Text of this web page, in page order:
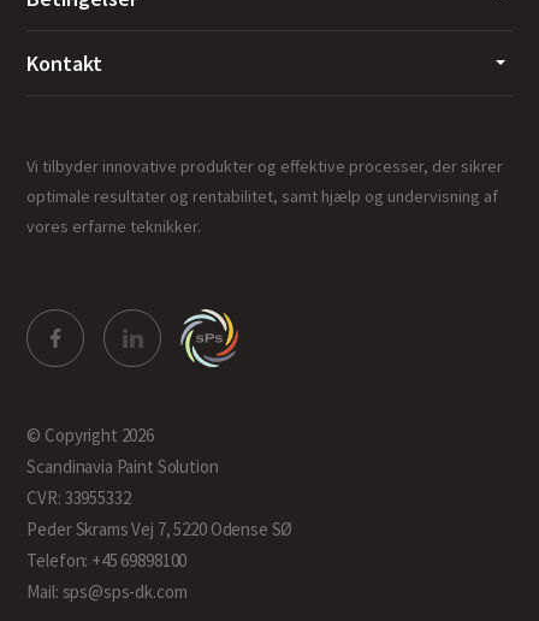
Kontakt
Vi tilbyder innovative produkter og effektive processer, der sikrer
optimale resultater og rentabilitet, samt hjælp og undervisning af
vores erfarne teknikker.
© Copyright 2026
Scandinavia Paint Solution
CVR: 33955332
Peder Skrams Vej 7, 5220 Odense SØ
Telefon: +45 69898100
Mail: sps@sps-dk.com